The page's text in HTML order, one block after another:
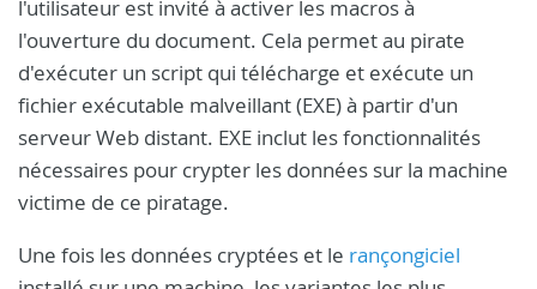
l'utilisateur est invité à activer les macros à
l'ouverture du document. Cela permet au pirate
d'exécuter un script qui télécharge et exécute un
fichier exécutable malveillant (EXE) à partir d'un
serveur Web distant. EXE inclut les fonctionnalités
nécessaires pour crypter les données sur la machine
victime de ce piratage.
Une fois les données cryptées et le rançongiciel